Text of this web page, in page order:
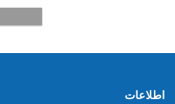
اطلاعات